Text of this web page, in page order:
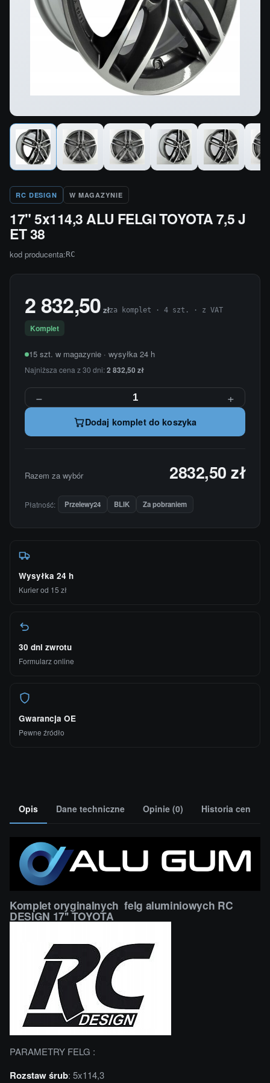
RC DESIGN W MAGAZYNIE
17" 5x114,3 ALU FELGI TOYOTA 7,5 J
ET 38
kod producenta:RC
2 832,50 złza komplet · 4 szt. · z VAT
Komplet
15 szt. w magazynie · wysyłka 24 h
Najniższa cena z 30 dni:2 832,50 zł
− +
Dodaj komplet do koszyka
Razem za wybór 2832,50 zł
Płatność: Przelewy24 BLIK Za pobraniem
Wysyłka 24 h
Kurier od 15 zł
30 dni zwrotu
Formularz online
Gwarancja OE
Pewne źródło
Opis Dane techniczne Opinie (0) Historia cen
Komplet oryginalnych felg aluminiowych RC
DESIGN 17'' TOYOTA
PARAMETRY FELG :
Rozstaw śrub: 5x114,3